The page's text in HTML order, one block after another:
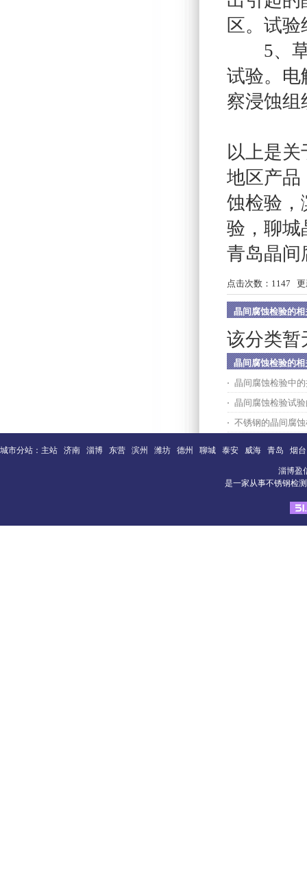
区。试
5、草
试验。电
察浸蚀组
以上是
地区产
蚀检验 ，
验 ， 聊城
青岛晶间
点击次数： 1147 更
晶间腐蚀检验的相
该分类暂
晶间腐蚀检验的相
晶间腐蚀检验中
晶间腐蚀检验试
不锈钢的晶间腐
城市分站： 主站 济南 淄博 东营 滨州 潍坊 德州 聊城 泰安 威海 青岛 烟台
淄博盈
是一家从事不锈钢检